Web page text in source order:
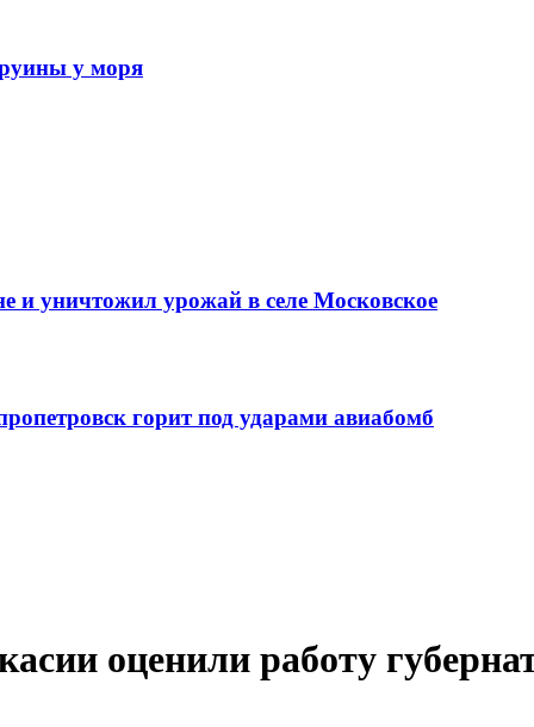
руины у моря
и уничтожил урожай в селе Московское
горит под ударами авиабомб
оценили работу